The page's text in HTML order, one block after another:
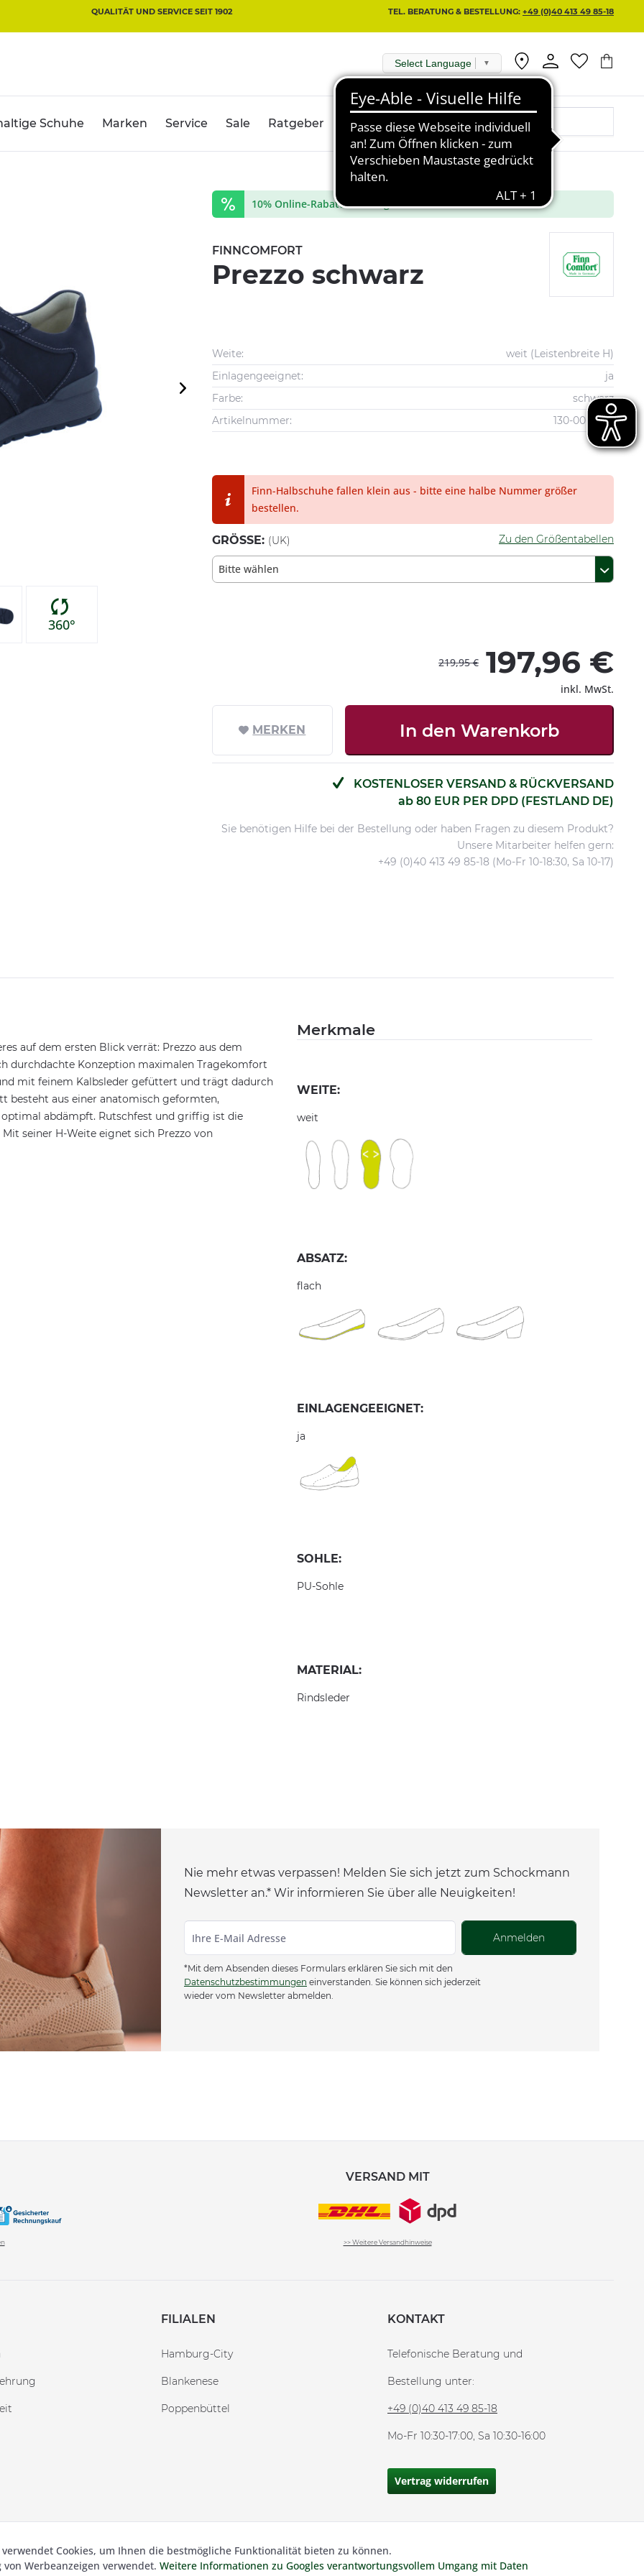
QUALITÄT UND SERVICE SEIT 1902 TEL. BERATUNG & BESTELLUNG: +49 (0)40 413 49 85-18
Select Language ▼
Schuhe Marken Service Sale Ratgeber
360°
10% Online-Rabatt aus ausgewählte Marken
FINNCOMFORT
Prezzo schwarz
Weite:
weit (Leistenbreite H)
Einlagengeeignet:
ja
Farbe:
schwarz
Artikelnummer:
130-00-0528
Finn-Halbschuhe fallen klein aus - bitte eine halbe Nummer größer
bestellen.
GRÖSSE: (UK) Zu den Größentabellen
Bitte wählen
197,96 €
219,95 €
inkl. MwSt.
MERKEN In den Warenkorb
KOSTENLOSER VERSAND & RÜCKVERSAND
ab 80 EUR PER DPD (FESTLAND DE)
Sie benötigen Hilfe bei der Bestellung oder haben Fragen zu diesem Produkt?
Unsere Mitarbeiter helfen gern:
+49 (0)40 413 49 85-18 (Mo-Fr 10-18:30, Sa 10-17)
auf dem ersten Blick verrät: Prezzo aus dem
durchdachte Konzeption maximalen Tragekomfort
mit feinem Kalbsleder gefüttert und trägt dadurch
besteht aus einer anatomisch geformten,
abdämpft. Rutschfest und griffig ist die
seiner H-Weite eignet sich Prezzo von
Merkmale
WEITE:
weit
ABSATZ:
flach
EINLAGENGEEIGNET:
ja
SOHLE:
PU-Sohle
MATERIAL:
Rindsleder
Nie mehr etwas verpassen! Melden Sie sich jetzt zum Schockmann
Newsletter an.* Wir informieren Sie über alle Neuigkeiten!
Anmelden
*Mit dem Absenden dieses Formulars erklären Sie sich mit den
Datenschutzbestimmungen einverstanden. Sie können sich jederzeit
wieder vom Newsletter abmelden.
VERSAND MIT
>> Weitere Versandhinweise
FILIALEN
Blankenese
Hamburg-City
Poppenbüttel
KONTAKT
Telefonische Beratung und
Bestellung unter:
+49 (0)40 413 49 85-18
Mo-Fr 10:30-17:00, Sa 10:30-16:00
Vertrag widerrufen
Besser Gehen Schockmann GmbH. Alle Preise inkl. der gesetzl. MwSt und zzgl.
verwendet Cookies, um Ihnen die bestmögliche Funktionalität bieten zu können.
Werbeanzeigen verwendet. Weitere Informationen zu Googles verantwortungsvollem Umgang mit Daten